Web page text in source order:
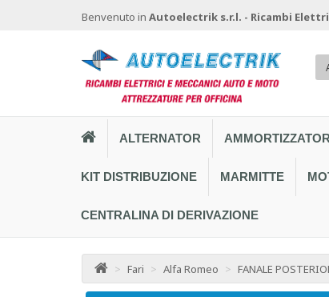
Benvenuto in Autoelectrik s.r.l. - Ricambi
ALTERNATOR
KIT DISTRIBUZIONE MARMITTE
CENTRALINA DI DERIVAZIONE
> Fari > Alfa Romeo > FANALE